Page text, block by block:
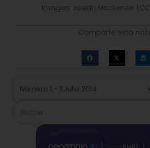
Imagen: Josiah Mackenzie (CC
Comparte esta